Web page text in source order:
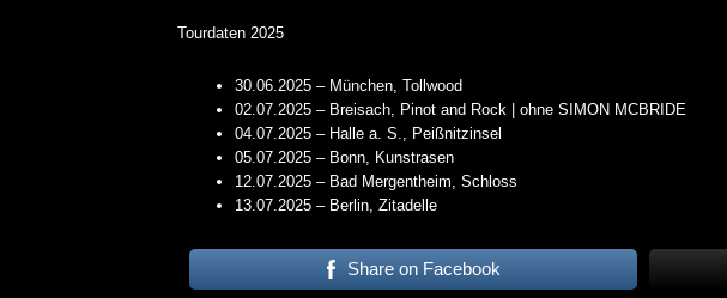
Tourdaten 2025
30.06.2025 – München, Tollwood
02.07.2025 – Breisach, Pinot and Rock | ohne SIMON MCBRIDE
04.07.2025 – Halle a. S., Peißnitzinsel
05.07.2025 – Bonn, Kunstrasen
12.07.2025 – Bad Mergentheim, Schloss
13.07.2025 – Berlin, Zitadelle
Share on Facebook
KRIS BARRAS BAND VERÖFFENTLICHT
NEUE SINGLE „BEAUTIFUL